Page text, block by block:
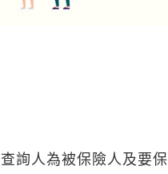
人為被保險人及要保